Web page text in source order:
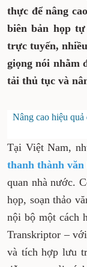
thực để nâng
biên bản họp
trực tuyến,
giọng nói nhằm
tải thủ tục và
Nâng cao hiệu
Tại Việt Nam,
thanh thành văn
quan nhà nước.
họp, soạn thảo
nội bộ một cách
Transkriptor –
và tích hợp lưu